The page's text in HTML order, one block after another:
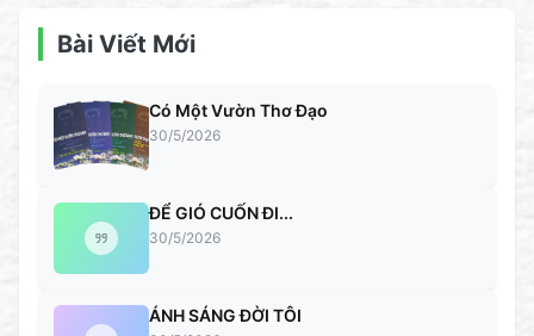
Bài Viết Mới
Có Một Vườn Thơ Đạo
30/5/2026
ĐỂ GIÓ CUỐN ĐI...
30/5/2026
ÁNH SÁNG ĐỜI TÔI